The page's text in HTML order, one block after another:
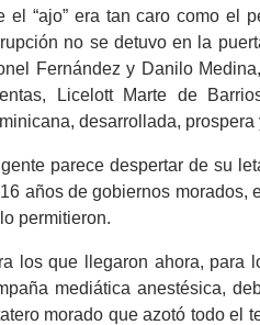
el “ajo” era tan caro como el
no se detuvo en la
Fernández y Danilo
Licelott Marte de
desarrollada, prospera
gente parece despertar de su
años de gobiernos morados,
permitieron.
los que llegaron ahora, para
mediática anestésica,
morado que azotó todo el